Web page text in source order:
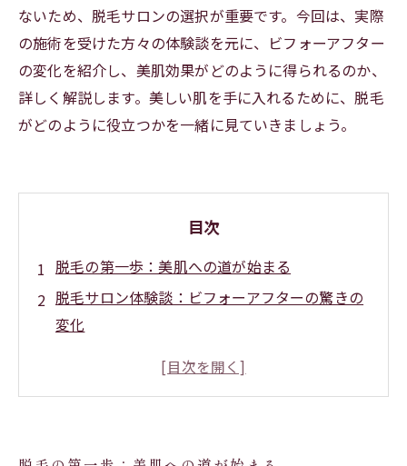
ないため、脱毛サロンの選択が重要です。今回は、実際
の施術を受けた方々の体験談を元に、ビフォーアフター
の変化を紹介し、美肌効果がどのように得られるのか、
詳しく解説します。美しい肌を手に入れるために、脱毛
がどのように役立つかを一緒に見ていきましょう。
目次
脱毛の第一歩：美肌への道が始まる
脱毛サロン体験談：ビフォーアフターの驚きの
変化
光脱毛とレーザー脱毛の違い：どちらが美肌効